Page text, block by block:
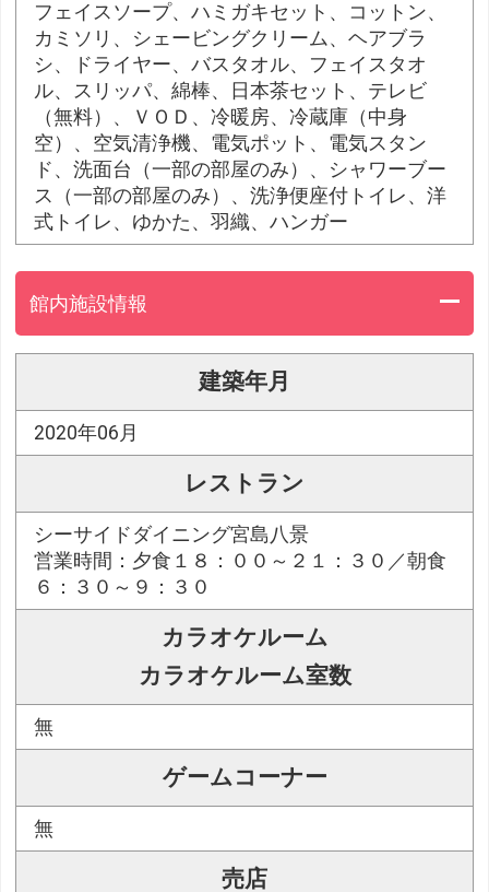
フェイスソープ、ハミガキセット、コットン、
カミソリ、シェービングクリーム、ヘアブラ
シ、ドライヤー、バスタオル、フェイスタオ
ル、スリッパ、綿棒、日本茶セット、テレビ
（無料）、ＶＯＤ、冷暖房、冷蔵庫（中身
空）、空気清浄機、電気ポット、電気スタン
ド、洗面台（一部の部屋のみ）、シャワーブー
ス（一部の部屋のみ）、洗浄便座付トイレ、洋
式トイレ、ゆかた、羽織、ハンガー
館内施設情報
建築年月
2020年06月
レストラン
シーサイドダイニング宮島八景
営業時間：夕食１８：００～２１：３０／朝食
６：３０～９：３０
カラオケルーム
カラオケルーム室数
無
ゲームコーナー
無
売店